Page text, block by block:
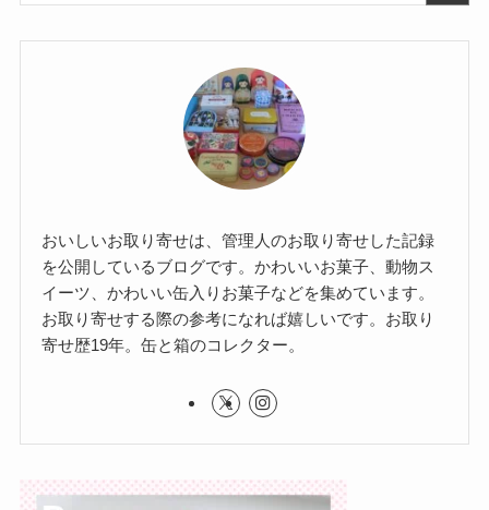
おいしいお取り寄せは、管理人のお取り寄せした記録
を公開しているブログです。かわいいお菓子、動物ス
イーツ、かわいい缶入りお菓子などを集めています。
お取り寄せする際の参考になれば嬉しいです。お取り
寄せ歴19年。缶と箱のコレクター。